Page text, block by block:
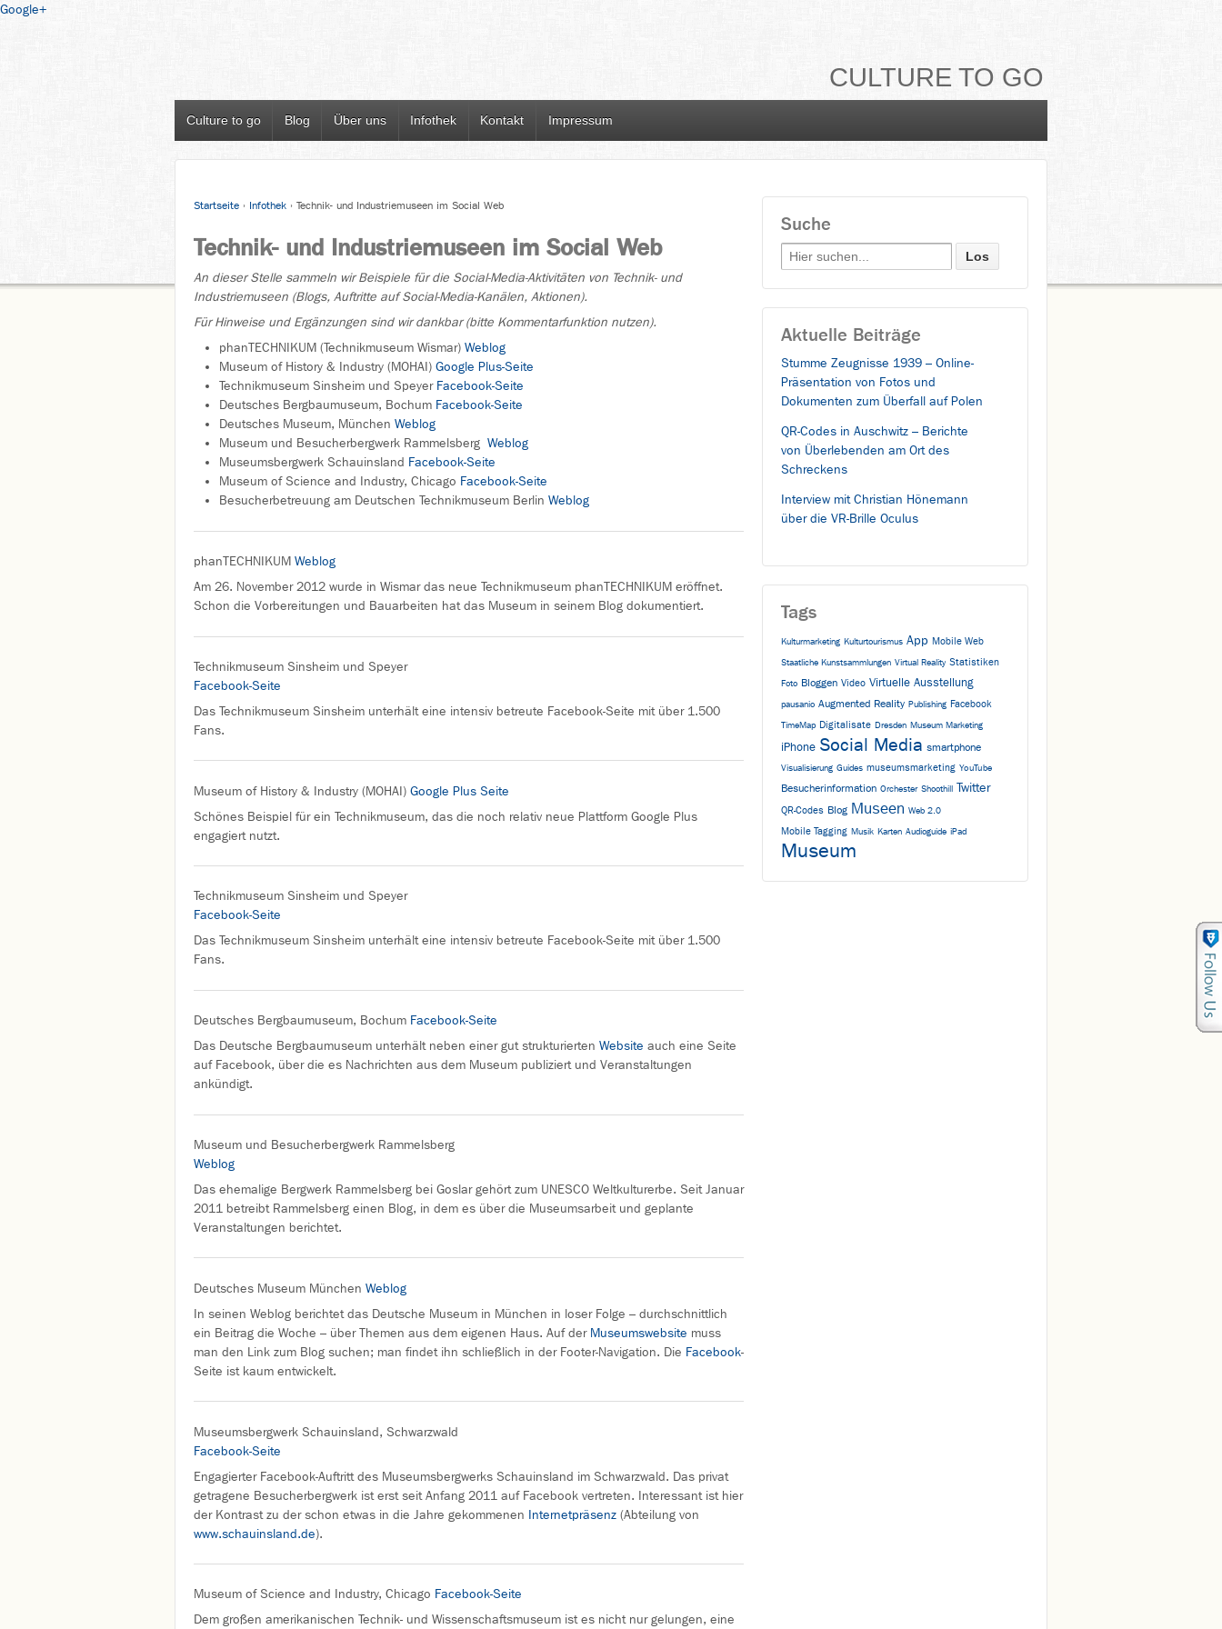
Google+
CULTURE TO GO
Culture to go Blog Über uns Infothek Kontakt Impressum
Startseite › Infothek › Technik- und Industriemuseen im Social Web
Technik- und Industriemuseen im Social Web
An dieser Stelle sammeln wir Beispiele für die Social-Media-Aktivitäten von Technik- und
Industriemuseen (Blogs, Auftritte auf Social-Media-Kanälen, Aktionen).
Für Hinweise und Ergänzungen sind wir dankbar (bitte Kommentarfunktion nutzen).
phanTECHNIKUM (Technikmuseum Wismar) Weblog
Museum of History & Industry (MOHAI) Google Plus-Seite
Technikmuseum Sinsheim und Speyer Facebook-Seite
Deutsches Bergbaumuseum, Bochum Facebook-Seite
Deutsches Museum, München Weblog
Museum und Besucherbergwerk Rammelsberg Weblog
Museumsbergwerk Schauinsland Facebook-Seite
Museum of Science and Industry, Chicago Facebook-Seite
Besucherbetreuung am Deutschen Technikmuseum Berlin Weblog
phanTECHNIKUM Weblog
Am 26. November 2012 wurde in Wismar das neue Technikmuseum phanTECHNIKUM eröffnet.
Schon die Vorbereitungen und Bauarbeiten hat das Museum in seinem Blog dokumentiert.
Technikmuseum Sinsheim und Speyer
Facebook-Seite
Das Technikmuseum Sinsheim unterhält eine intensiv betreute Facebook-Seite mit über 1.500
Fans.
Museum of History & Industry (MOHAI) Google Plus Seite
Schönes Beispiel für ein Technikmuseum, das die noch relativ neue Plattform Google Plus
engagiert nutzt.
Technikmuseum Sinsheim und Speyer
Facebook-Seite
Das Technikmuseum Sinsheim unterhält eine intensiv betreute Facebook-Seite mit über 1.500
Fans.
Deutsches Bergbaumuseum, Bochum Facebook-Seite
Das Deutsche Bergbaumuseum unterhält neben einer gut strukturierten Website auch eine Seite
auf Facebook, über die es Nachrichten aus dem Museum publiziert und Veranstaltungen
ankündigt.
Museum und Besucherbergwerk Rammelsberg
Weblog
Das ehemalige Bergwerk Rammelsberg bei Goslar gehört zum UNESCO Weltkulturerbe. Seit Januar
2011 betreibt Rammelsberg einen Blog, in dem es über die Museumsarbeit und geplante
Veranstaltungen berichtet.
Deutsches Museum München Weblog
In seinen Weblog berichtet das Deutsche Museum in München in loser Folge – durchschnittlich
ein Beitrag die Woche – über Themen aus dem eigenen Haus. Auf der Museumswebsite muss
man den Link zum Blog suchen; man findet ihn schließlich in der Footer-Navigation. Die Facebook-
Seite ist kaum entwickelt.
Museumsbergwerk Schauinsland, Schwarzwald
Facebook-Seite
Engagierter Facebook-Auftritt des Museumsbergwerks Schauinsland im Schwarzwald. Das privat
getragene Besucherbergwerk ist erst seit Anfang 2011 auf Facebook vertreten. Interessant ist hier
der Kontrast zu der schon etwas in die Jahre gekommenen Internetpräsenz (Abteilung von
www.schauinsland.de).
Museum of Science and Industry, Chicago Facebook-Seite
Dem großen amerikanischen Technik- und Wissenschaftsmuseum ist es nicht nur gelungen, eine
Suche
Search for:
Aktuelle Beiträge
Stumme Zeugnisse 1939 – Online-
Präsentation von Fotos und
Dokumenten zum Überfall auf Polen
QR-Codes in Auschwitz – Berichte
von Überlebenden am Ort des
Schreckens
Interview mit Christian Hönemann
über die VR-Brille Oculus
Tags
Kulturmarketing Kulturtourismus App Mobile Web
Staatliche Kunstsammlungen Virtual Reality Statistiken
Foto Bloggen Video Virtuelle Ausstellung
pausanio Augmented Reality Publishing Facebook
TimeMap Digitalisate Dresden Museum Marketing
iPhone Social Media smartphone
Visualisierung Guides museumsmarketing YouTube
Besucherinformation Orchester Shoothill Twitter
QR-Codes Blog Museen Web 2.0
Mobile Tagging Musik Karten Audioguide iPad
Museum